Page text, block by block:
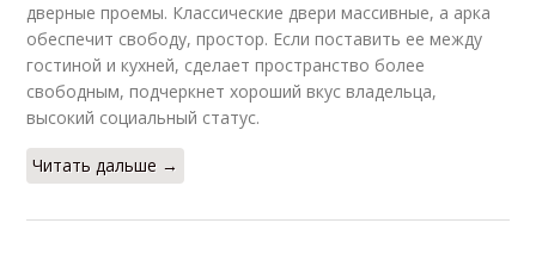
дверные проемы. Классические двери массивные, а арка
обеспечит свободу, простор. Если поставить ее между
гостиной и кухней, сделает пространство более
свободным, подчеркнет хороший вкус владельца,
высокий социальный статус.
Читать дальше →